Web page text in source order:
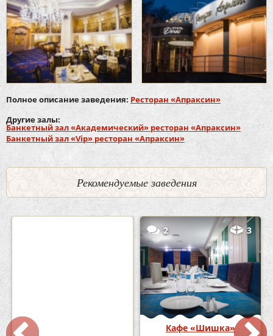
Полное описание заведения: Ресторан «Апраксин»
Другие залы:
Банкетный зал «Академический» ресторан «Апраксин»
Банкетный зал «Vip» ресторан «Апраксин»
Рекомендуемые заведения
Кафе-Бар Бермуды
2 3
Кафе «Шишка»